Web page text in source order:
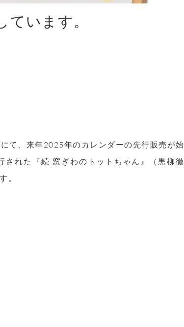
います。
て、来年2025年のカレンダーの先行販売が始
れた『続 窓ぎわのトットちゃん』（黒柳徹
。